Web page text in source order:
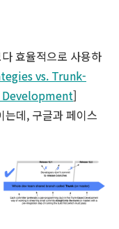
효율적으로 사용하
vs. Trunk-
]
데, 구글과 페이스